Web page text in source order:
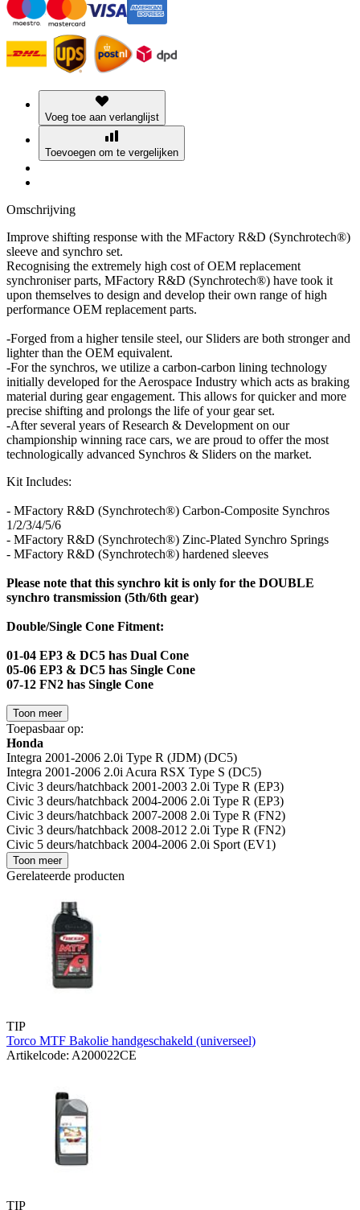
Voeg toe aan verlanglijst
Toevoegen om te vergelijken
Omschrijving
Improve shifting response with the MFactory R&D (Synchrotech®)
sleeve and synchro set.
Recognising the extremely high cost of OEM replacement
synchroniser parts, MFactory R&D (Synchrotech®) have took it
upon themselves to design and develop their own range of high
performance OEM replacement parts.
-Forged from a higher tensile steel, our Sliders are both stronger and
lighter than the OEM equivalent.
-For the synchros, we utilize a carbon-carbon lining technology
initially developed for the Aerospace Industry which acts as braking
material during gear engagement. This allows for quicker and more
precise shifting and prolongs the life of your gear set.
-After several years of Research & Development on our
championship winning race cars, we are proud to offer the most
technologically advanced Synchros & Sliders on the market.
Kit Includes:
- MFactory R&D (Synchrotech®) Carbon-Composite Synchros
1/2/3/4/5/6
- MFactory R&D (Synchrotech®) Zinc-Plated Synchro Springs
- MFactory R&D (Synchrotech®) hardened sleeves
Please note that this synchro kit is only for the DOUBLE
synchro transmission (5th/6th gear)
Double/Single Cone Fitment:
01-04 EP3 & DC5 has Dual Cone
05-06 EP3 & DC5 has Single Cone
07-12 FN2 has Single Cone
Toon meer
Toepasbaar op:
Honda
Integra 2001-2006 2.0i Type R (JDM) (DC5)
Integra 2001-2006 2.0i Acura RSX Type S (DC5)
Civic 3 deurs/hatchback 2001-2003 2.0i Type R (EP3)
Civic 3 deurs/hatchback 2004-2006 2.0i Type R (EP3)
Civic 3 deurs/hatchback 2007-2008 2.0i Type R (FN2)
Civic 3 deurs/hatchback 2008-2012 2.0i Type R (FN2)
Civic 5 deurs/hatchback 2004-2006 2.0i Sport (EV1)
Toon meer
Gerelateerde producten
TIP
Torco MTF Bakolie handgeschakeld (universeel)
Artikelcode: A200022CE
TIP